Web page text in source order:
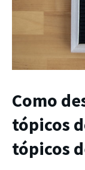
Como
tópicos
tópicos